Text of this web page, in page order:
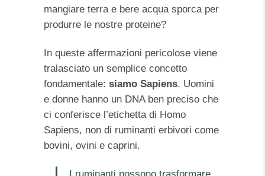
mangiare terra e bere acqua sporca per
produrre le nostre proteine?
In queste affermazioni pericolose viene
tralasciato un semplice concetto
fondamentale: siamo Sapiens. Uomini
e donne hanno un DNA ben preciso che
ci conferisce l’etichetta di Homo
Sapiens, non di ruminanti erbivori come
bovini, ovini e caprini.